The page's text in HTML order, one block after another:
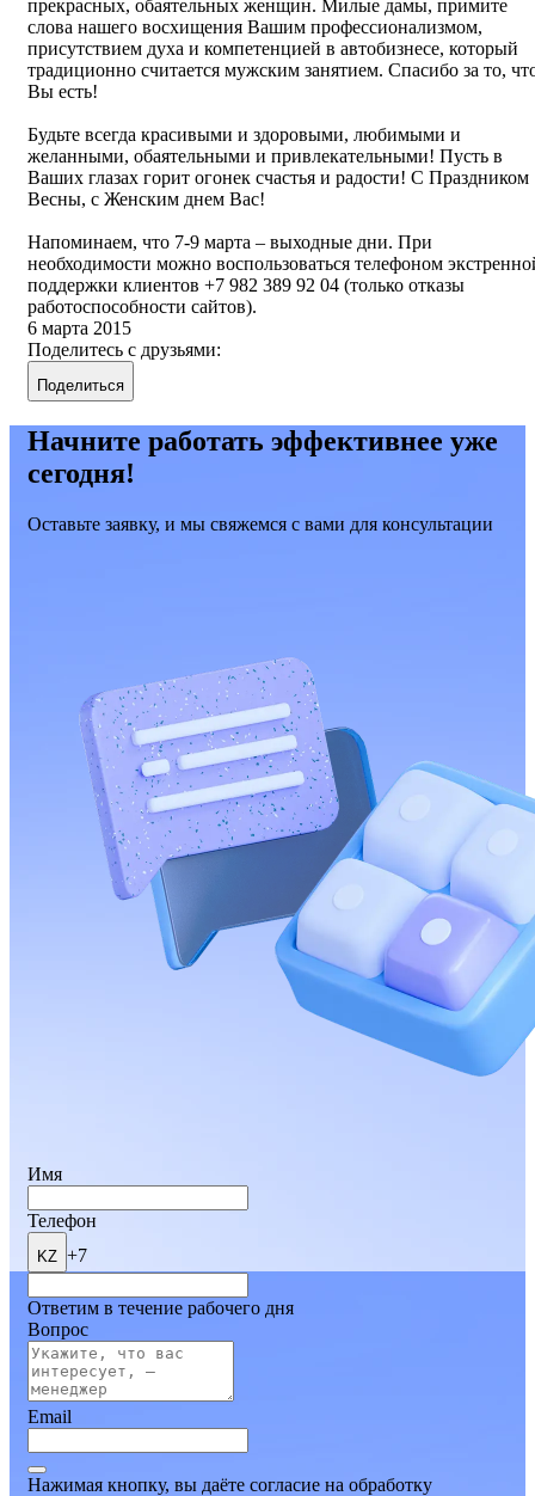
прекрасных, обаятельных женщин. Милые дамы, примите
слова нашего восхищения Вашим профессионализмом,
присутствием духа и компетенцией в автобизнесе, который
традиционно считается мужским занятием. Спасибо за то,
Вы есть!
Будьте всегда красивыми и здоровыми, любимыми и
желанными, обаятельными и привлекательными! Пусть в
Ваших глазах горит огонек счастья и радости! С Праздником
Весны, с Женским днем Вас!
Напоминаем, что 7-9 марта – выходные дни. При
необходимости можно воспользоваться телефоном
поддержки клиентов +7 982 389 92 04 (только отказы
работоспособности сайтов).
6 марта 2015
Поделитесь с друзьями:
Поделиться
Начните работать эффективнее уже
сегодня!
Оставьте заявку, и мы свяжемся с вами для консультации
Имя
Телефон
KZ +7
Ответим в течение рабочего дня
Вопрос
Email
Нажимая кнопку, вы даёте согласие на обработку